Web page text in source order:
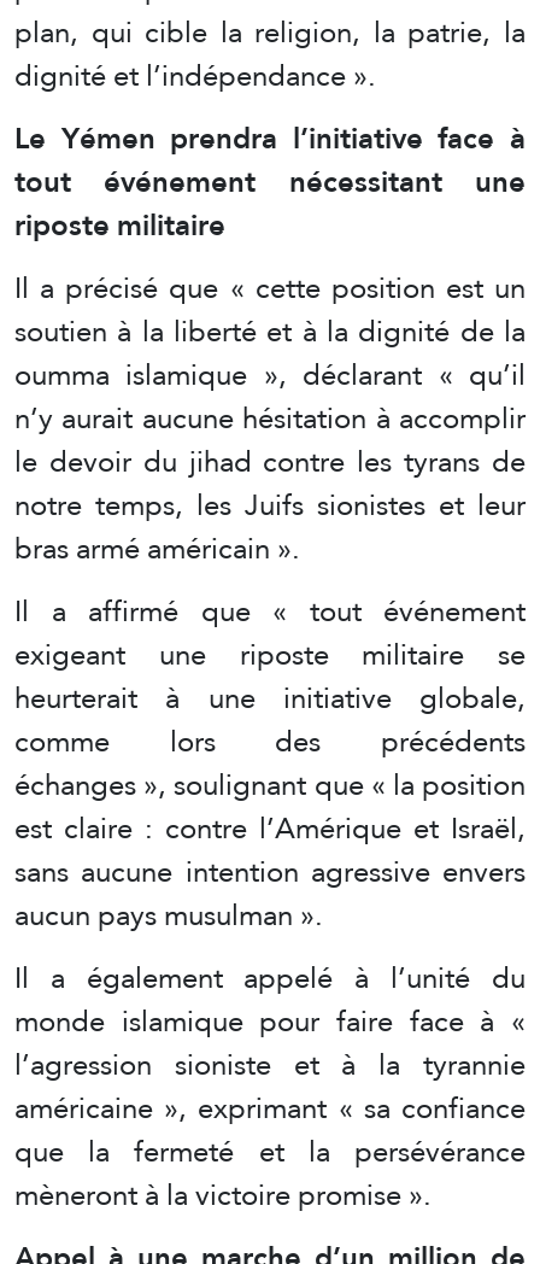
plan, qui cible la religion, la patrie, la
dignité et l’indépendance ».
Le Yémen prendra l’initiative face à
tout événement nécessitant une
riposte militaire
Il a précisé que « cette position est un
soutien à la liberté et à la dignité de la
oumma islamique », déclarant « qu’il
n’y aurait aucune hésitation à accomplir
le devoir du jihad contre les tyrans de
notre temps, les Juifs sionistes et leur
bras armé américain ».
Il a affirmé que « tout événement
exigeant une riposte militaire se
heurterait à une initiative globale,
comme lors des précédents
échanges », soulignant que « la position
est claire : contre l’Amérique et Israël,
sans aucune intention agressive envers
aucun pays musulman ».
Il a également appelé à l’unité du
monde islamique pour faire face à «
l’agression sioniste et à la tyrannie
américaine », exprimant « sa confiance
que la fermeté et la persévérance
mèneront à la victoire promise ».